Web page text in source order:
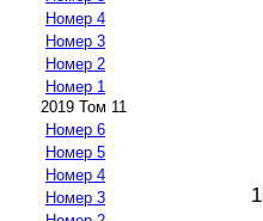
Номер 4
Номер 3
Номер 2
Номер 1
2019 Том 11
Номер 6
Номер 5
Номер 4
Номер 3